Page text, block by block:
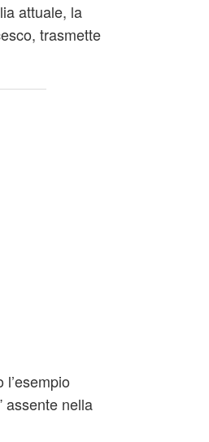
attuale, la
trasmette
l’esempio
assente nella